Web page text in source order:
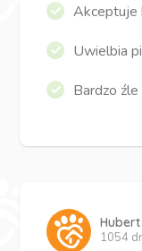
Akceptuje
Uwielbia
Bardzo
Hubert
1054